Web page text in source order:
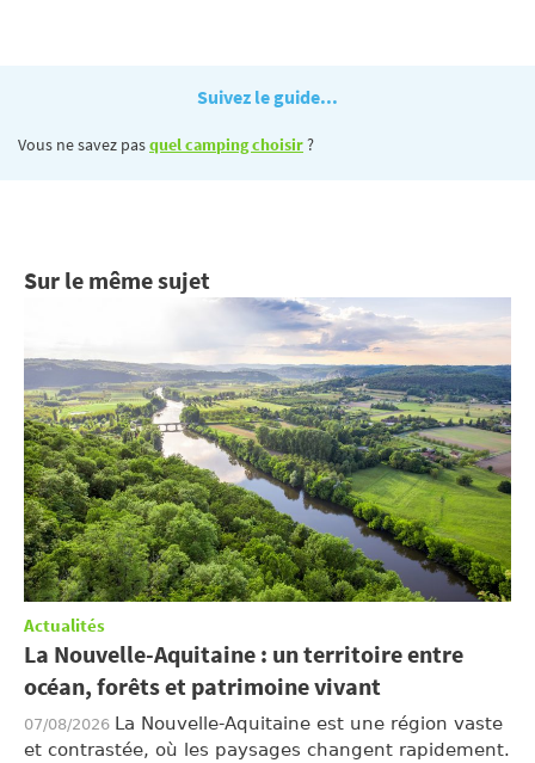
Suivez le guide...
Vous ne savez pasquel camping choisir?
Sur le même sujet
Actualités
La Nouvelle-Aquitaine : un territoire entre
océan, forêts et patrimoine vivant
07/08/2026 La Nouvelle-Aquitaine est une région vaste
et contrastée, où les paysages changent rapidement.